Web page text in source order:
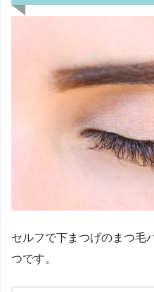
セルフで下まつげのまつ毛
つです。